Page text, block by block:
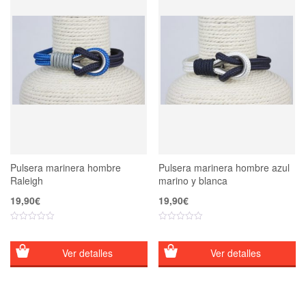
Pulsera marinera hombre
Raleigh
19,90€
Ver detalles
Pulsera marinera hombre azul
marino y blanca
19,90€
Ver detalles